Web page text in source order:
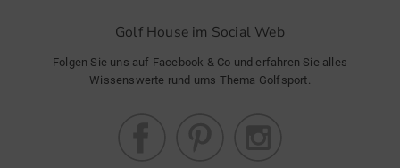
Golf House im Social Web
Folgen Sie uns auf Facebook & Co und erfahren Sie alles
Wissenswerte rund ums Thema Golfsport.